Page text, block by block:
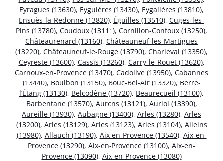
Eyragues (13630), Eyguières (13430), Eygalières (13810),
Ensuès-la-Redonne (13820), Éguilles (13510), Cuges-les-
Pins (13780), Coudoux (13111), Cornillon-Confoux (13250),
Châteaurenard (13160), Châteauneuf-les-Martigues
(13220), Châteauneuf-le-Rouge (13790), Charleval (13350),
Ceyreste (13600), Cassis (13260), Carry-le-Rouet (13620),
Carnoux-en-Provence (13470), Cadolive (13950), Cabannes
(13440), Boulbon (13150), Bouc-Bel-Air (13320), Berre-
l’Étang (13130), Belcodène (13720), Beaurecueil (13100),
Barbentane (13570), Aurons (13121), Auriol (13390),
Aureille (13930), Aubagne (13400), Arles (13280), Arles
(13200), Arles (13129), Arles (13123), Arles (13104), Alleins
(13980), Allauch (13190), Aix-en-Provence (13540), Aix-en-
Provence (13290), Aix-en-Provence (13100), Aix-en-
Provence (13090), Aix-en-Provence (13080)